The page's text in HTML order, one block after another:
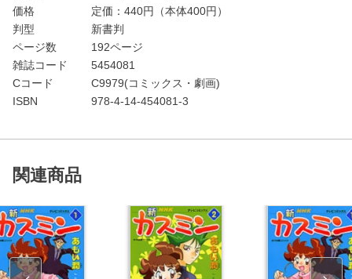
価格
定価： 440円（本体400円）
判型
新書判
ページ数
192ページ
雑誌コード
5454081
Cコード
C9979(コミックス・劇画)
ISBN
978-4-14-454081-3
関連商品